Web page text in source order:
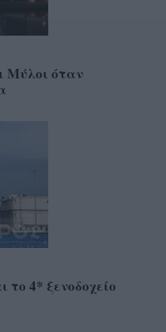
Μύλοι όταν
4* ξενοδοχείο